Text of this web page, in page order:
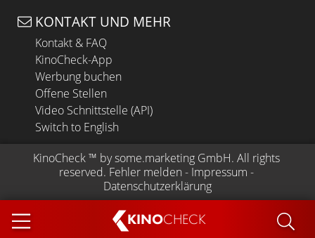
KINOCHECK
KONTAKT UND MEHR
Kontakt & FAQ
KinoCheck-App
Werbung buchen
Offene Stellen
Video Schnittstelle (API)
Switch to English
KinoCheck ™ by some.marketing GmbH. All rights
reserved. Fehler melden - Impressum -
Datenschutzerklärung